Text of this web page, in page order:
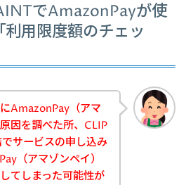
でAmazonPayが使
用限度額のチェッ
AmazonPay（アマ
因を調べた所、CLIP
サービスの申し込み
（アマゾンペイ）
てしまった可能性が